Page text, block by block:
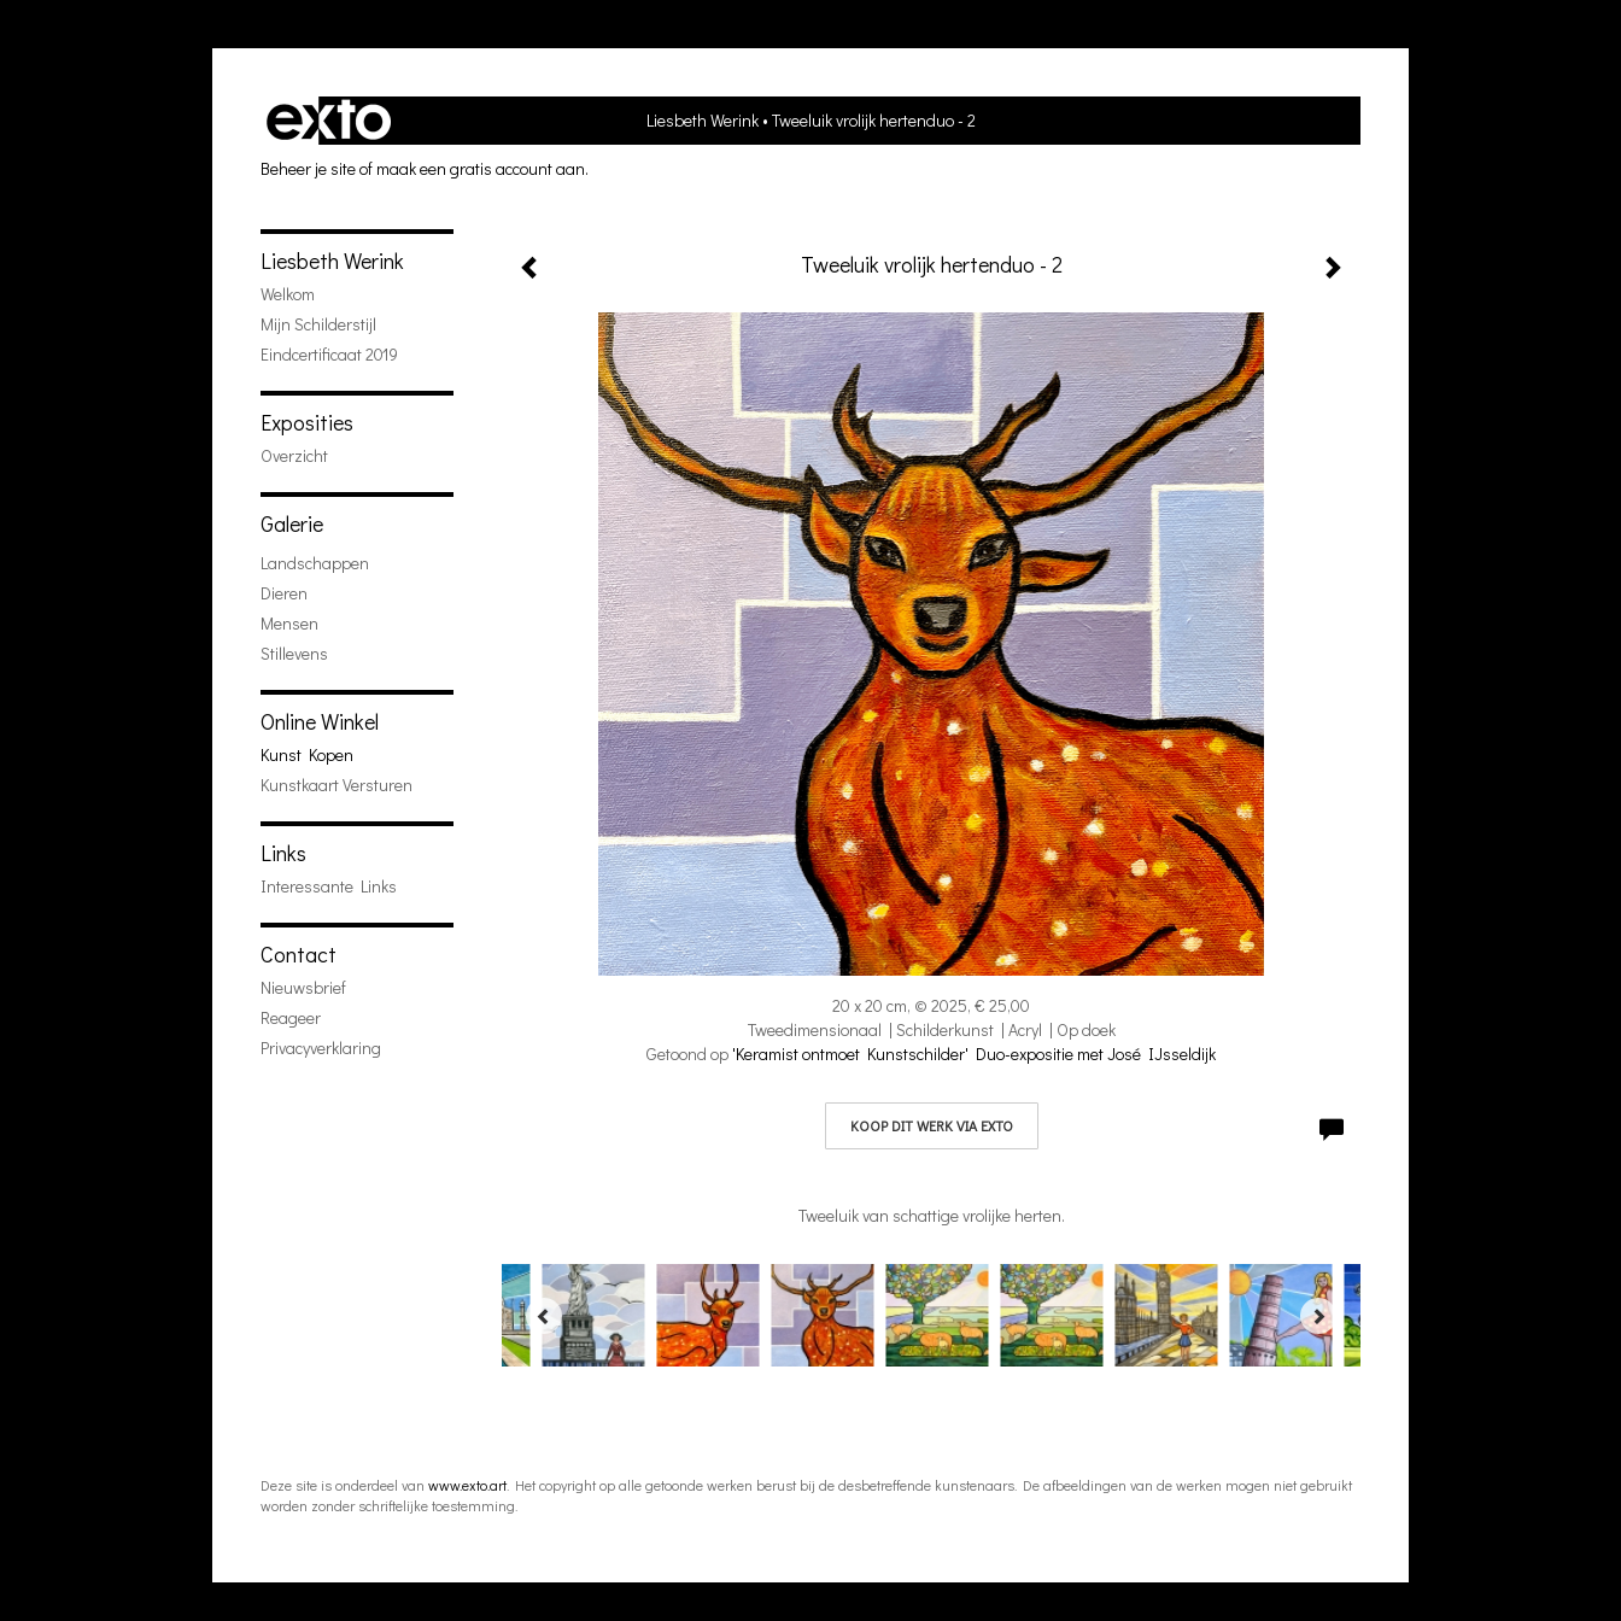
Liesbeth Werink Tweeluik vrolijk hertenduo - 2
Beheer je siteof maak een gratis account aan.
Tweeluik vrolijk hertenduo - 2
20 x 20 cm, © 2025, € 25,00
Tweedimensionaal | Schilderkunst | Acryl | Op doek
Getoond op 'Keramist ontmoet Kunstschilder' Duo-expositie met José IJsseldijk
KOOP DIT WERK VIA EXTO
Tweeluik van schattige vrolijke herten.
Liesbeth Werink
Welkom
Mijn Schilderstijl
Eindcertificaat 2019
Exposities
Overzicht
Galerie
Landschappen
Dieren
Mensen
Stillevens
Online Winkel
Kunst Kopen
Kunstkaart Versturen
Links
Interessante Links
Contact
Nieuwsbrief
Reageer
Privacyverklaring
Deze site is onderdeel van www.exto.art. Het copyright op alle getoonde werken berust bij de desbetreffende kunstenaars. De afbeeldingen van de werken mogen niet gebruikt
worden zonder schriftelijke toestemming.